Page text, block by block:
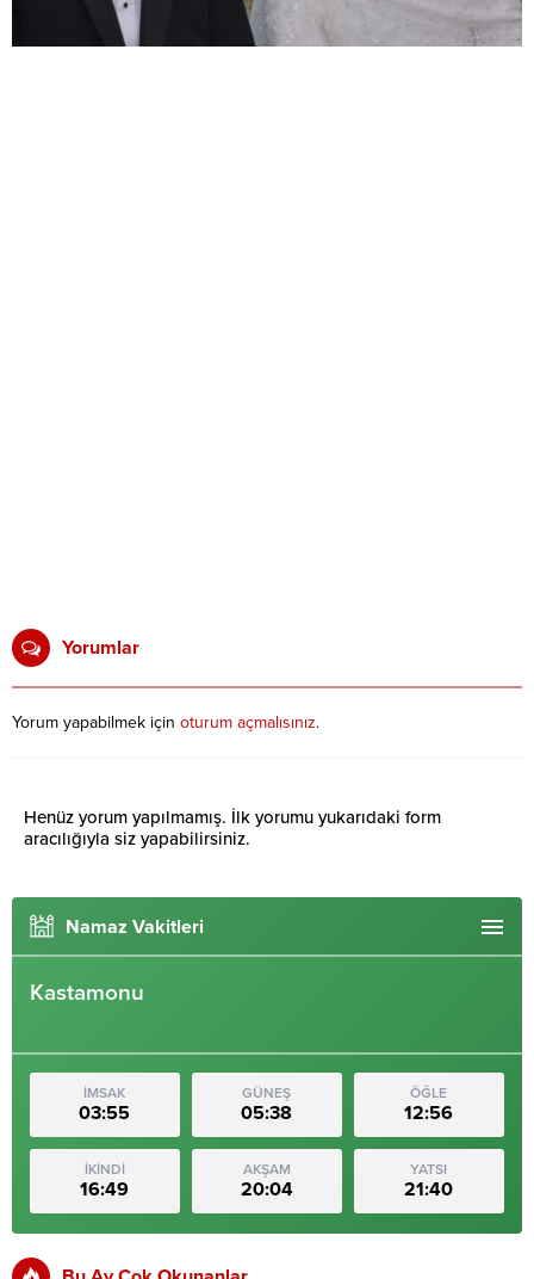
Yorumlar
Yorum yapabilmek için oturum açmalısınız.
Henüz yorum yapılmamış. İlk yorumu yukarıdaki form
aracılığıyla siz yapabilirsiniz.
Namaz Vakitleri
Kastamonu
İMSAK
03:55
GÜNEŞ
05:38
ÖĞLE
12:56
İKİNDİ
16:49
AKŞAM
20:04
YATSI
21:40